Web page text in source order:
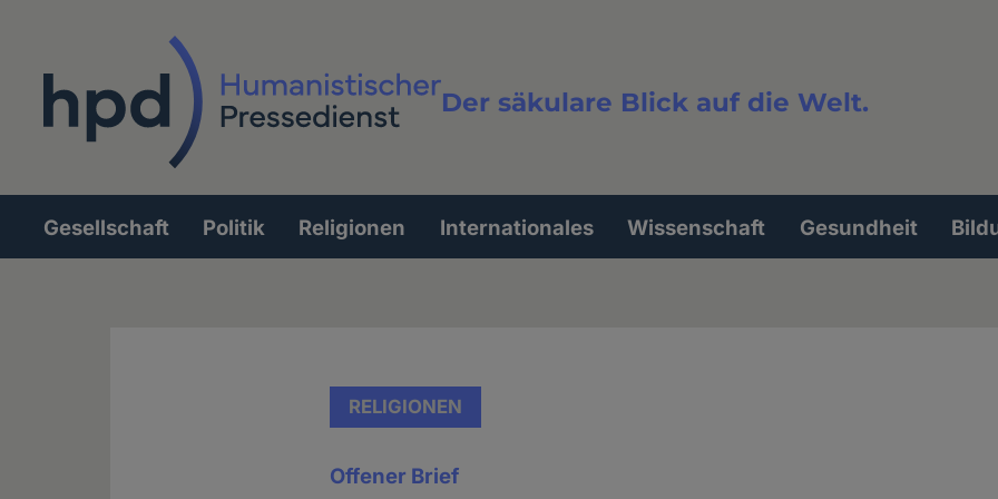
Der säkulare Blick auf die Welt.
Volltextsuche
Hauptnavigation
Gesellschaft Politik Religionen Internationales Wissenschaft Gesundheit
RELIGIONEN
Offener Brief